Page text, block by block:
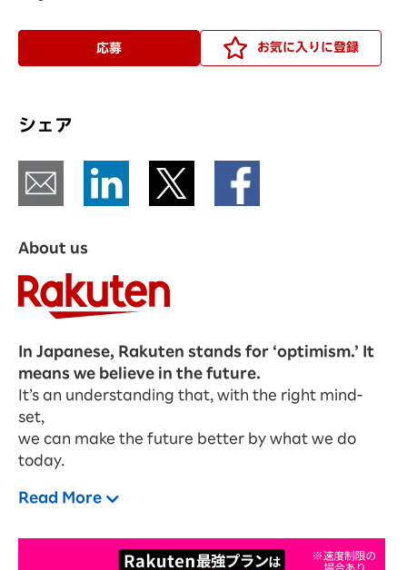
応募 お気に入りに登録
シェア
About us
In Japanese, Rakuten stands for ‘optimism.’ It
means we believe in the future.
It’s an understanding that, with the right mind-
set,
we can make the future better by what we do
today.
Read More